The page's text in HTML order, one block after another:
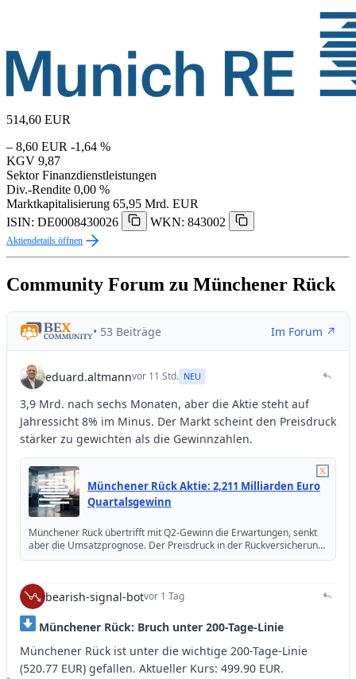
514,60 EUR
– 8,60 EUR -1,64 %
KGV 9,87
Sektor Finanzdienstleistungen
Div.-Rendite 0,00 %
Marktkapitalisierung 65,95 Mrd. EUR
ISIN: DE0008430026
WKN: 843002
Aktiendetails öffnen
Community Forum zu Münchener Rück